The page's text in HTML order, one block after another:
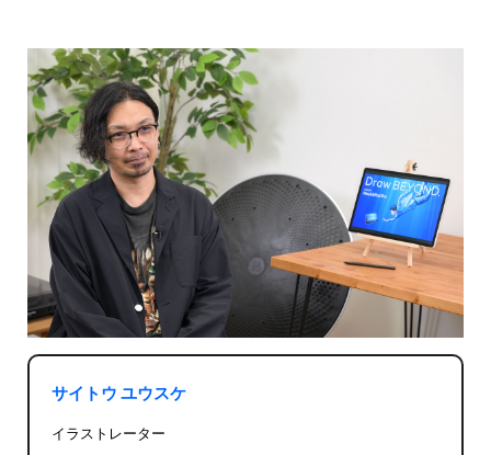
サイトウ ユウスケ
イラストレーター